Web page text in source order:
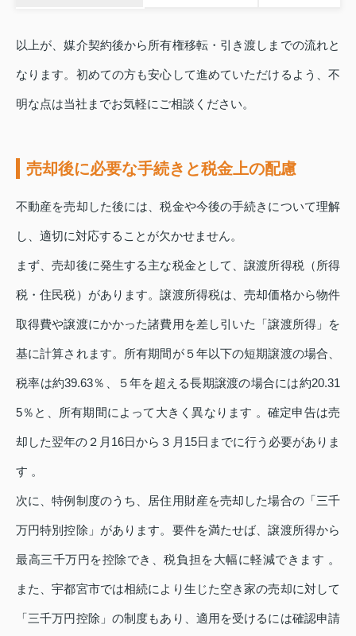
以上が、媒介契約後から所有権移転・引き渡しまでの流れと
なります。初めての方も安心して進めていただけるよう、不
明な点は当社までお気軽にご相談ください。
売却後に必要な手続きと税金上の配慮
不動産を売却した後には、税金や今後の手続きについて理解
し、適切に対応することが欠かせません。
まず、売却後に発生する主な税金として、譲渡所得税（所得
税・住民税）があります。譲渡所得税は、売却価格から物件
取得費や譲渡にかかった諸費用を差し引いた「譲渡所得」を
基に計算されます。所有期間が５年以下の短期譲渡の場合、
税率は約39.63％、５年を超える長期譲渡の場合には約20.31
5％と、所有期間によって大きく異なります 。確定申告は売
却した翌年の２月16日から３月15日までに行う必要がありま
す 。
次に、特例制度のうち、居住用財産を売却した場合の「三千
万円特別控除」があります。要件を満たせば、譲渡所得から
最高三千万円を控除でき、税負担を大幅に軽減できます 。
また、宇都宮市では相続により生じた空き家の売却に対して
「三千万円控除」の制度もあり、適用を受けるには確認申請